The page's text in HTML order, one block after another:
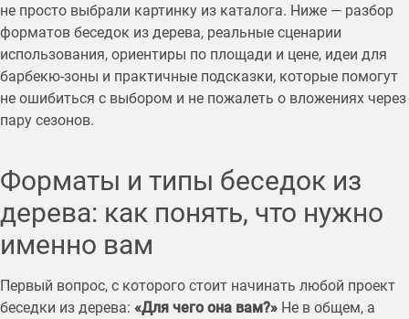
не просто выбрали картинку из каталога. Ниже — разбор
форматов беседок из дерева, реальные сценарии
использования, ориентиры по площади и цене, идеи для
барбекю-зоны и практичные подсказки, которые помогут
не ошибиться с выбором и не пожалеть о вложениях через
пару сезонов.
Форматы и типы беседок из
дерева: как понять, что нужно
именно вам
Первый вопрос, с которого стоит начинать любой проект
беседки из дерева: «Для чего она вам?» Не в общем, а